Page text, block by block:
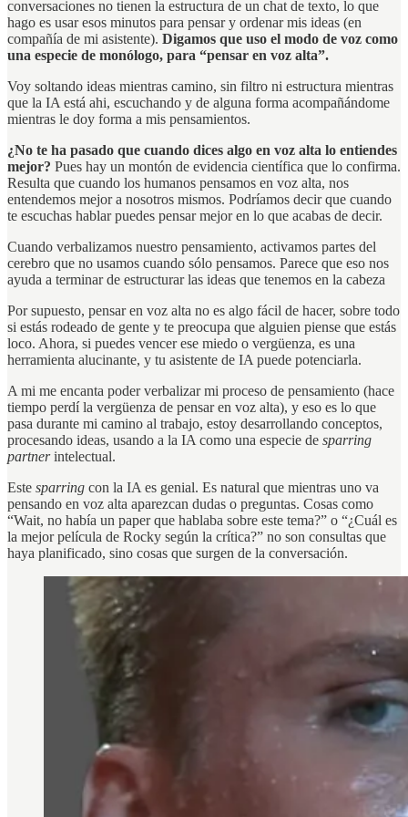
conversaciones no tienen la estructura de un chat de texto, lo que
hago es usar esos minutos para pensar y ordenar mis ideas (en
compañía de mi asistente). Digamos que uso el modo de voz como
una especie de monólogo, para “pensar en voz alta”.
Voy soltando ideas mientras camino, sin filtro ni estructura mientras
que la IA está ahi, escuchando y de alguna forma acompañándome
mientras le doy forma a mis pensamientos.
¿No te ha pasado que cuando dices algo en voz alta lo entiendes
mejor? Pues hay un montón de evidencia científica que lo confirma.
Resulta que cuando los humanos pensamos en voz alta, nos
entendemos mejor a nosotros mismos. Podríamos decir que cuando
te escuchas hablar puedes pensar mejor en lo que acabas de decir.
Cuando verbalizamos nuestro pensamiento, activamos partes del
cerebro que no usamos cuando sólo pensamos. Parece que eso nos
ayuda a terminar de estructurar las ideas que tenemos en la cabeza
Por supuesto, pensar en voz alta no es algo fácil de hacer, sobre todo
si estás rodeado de gente y te preocupa que alguien piense que estás
loco. Ahora, si puedes vencer ese miedo o vergüenza, es una
herramienta alucinante, y tu asistente de IA puede potenciarla.
A mi me encanta poder verbalizar mi proceso de pensamiento (hace
tiempo perdí la vergüenza de pensar en voz alta), y eso es lo que
pasa durante mi camino al trabajo, estoy desarrollando conceptos,
procesando ideas, usando a la IA como una especie de sparring
partnerintelectual.
Este sparring con la IA es genial. Es natural que mientras uno va
pensando en voz alta aparezcan dudas o preguntas. Cosas como
“Wait, no había un paper que hablaba sobre este tema?” o “¿Cuál es
la mejor película de Rocky según la crítica?” no son consultas que
haya planificado, sino cosas que surgen de la conversación.